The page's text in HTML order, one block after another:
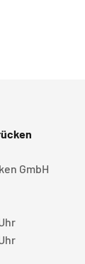
GmbH